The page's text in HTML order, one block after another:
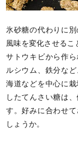
氷砂糖の代わりに
風味を変化させるこ
サトウキビから作
ルシウム、鉄分な
海道などを中心に
したてんさい糖は
す。好みに合わせ
しょうか。